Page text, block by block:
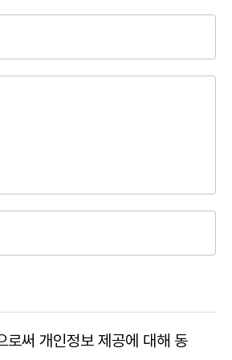
로써 개인정보 제공에 대해 동